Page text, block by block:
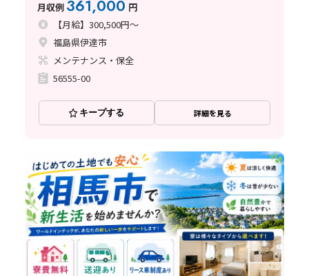
月収例 361,000 円
【月給】300,500円～
福島県伊達市
メンテナンス・保全
56555-00
キープする 詳細を見る